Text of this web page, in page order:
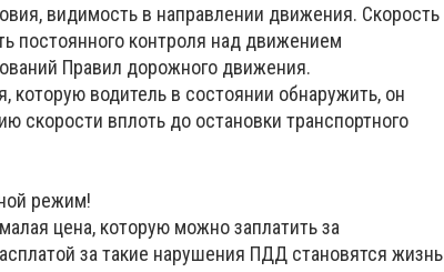
видимость в направлении движения. Скорость
постоянного контроля над движением
Правил дорожного движения.
водитель в состоянии обнаружить, он
вплоть до остановки транспортного
режим!
цена, которую можно заплатить за
за такие нарушения ПДД становятся жизнь